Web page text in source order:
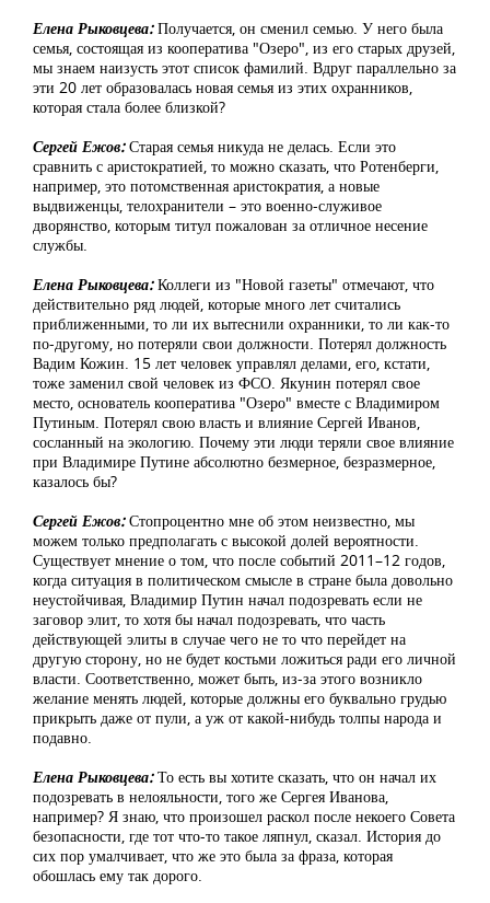
Елена Рыковцева:Получается, он сменил семью. У него была
семья, состоящая из кооператива "Озеро", из его старых друзей,
мы знаем наизусть этот список фамилий. Вдруг параллельно за
эти 20 лет образовалась новая семья из этих охранников,
которая стала более близкой?
Сергей Ежов:Старая семья никуда не делась. Если это
сравнить с аристократией, то можно сказать, что Ротенберги,
например, это потомственная аристократия, а новые
выдвиженцы, телохранители – это военно-служивое
дворянство, которым титул пожалован за отличное несение
службы.
Елена Рыковцева:Коллеги из "Новой газеты" отмечают, что
действительно ряд людей, которые много лет считались
приближенными, то ли их вытеснили охранники, то ли как-то
по-другому, но потеряли свои должности. Потерял должность
Вадим Кожин. 15 лет человек управлял делами, его, кстати,
тоже заменил свой человек из ФСО. Якунин потерял свое
место, основатель кооператива "Озеро" вместе с Владимиром
Путиным. Потерял свою власть и влияние Сергей Иванов,
сосланный на экологию. Почему эти люди теряли свое влияние
при Владимире Путине абсолютно безмерное, безразмерное,
казалось бы?
Сергей Ежов:Стопроцентно мне об этом неизвестно, мы
можем только предполагать с высокой долей вероятности.
Существует мнение о том, что после событий 2011–12 годов,
когда ситуация в политическом смысле в стране была довольно
неустойчивая, Владимир Путин начал подозревать если не
заговор элит, то хотя бы начал подозревать, что часть
действующей элиты в случае чего не то что перейдет на
другую сторону, но не будет костьми ложиться ради его личной
власти. Соответственно, может быть, из-за этого возникло
желание менять людей, которые должны его буквально грудью
прикрыть даже от пули, а уж от какой-нибудь толпы народа и
подавно.
Елена Рыковцева:То есть вы хотите сказать, что он начал их
подозревать в нелояльности, того же Сергея Иванова,
например? Я знаю, что произошел раскол после некоего Совета
безопасности, где тот что-то такое ляпнул, сказал. История до
сих пор умалчивает, что же это была за фраза, которая
обошлась ему так дорого.